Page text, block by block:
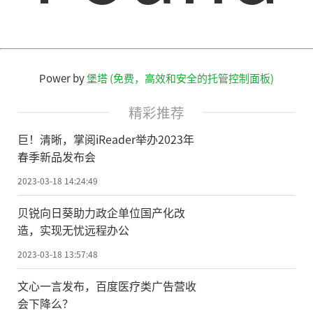
Power by堡塔 (免费，高效和安全的托管控制面板)
精彩推荐
巨！清晰，掌阅iReader举办2023年
春季新品发布会
2023-03-18 14:24:49
贝锐向日葵助力政企单位国产化改
造，实现无忧远程办公
2023-03-18 13:57:48
文心一言发布，百度医疗类广告营收
会下降么？